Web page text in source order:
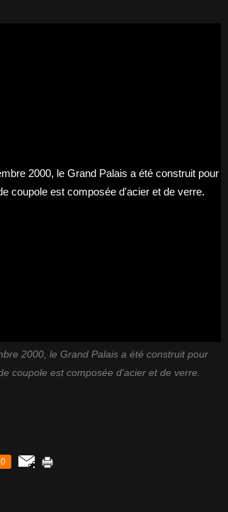
2000, le Grand Palais a été construit pour
coupole est composée d'acier et de verre.
0